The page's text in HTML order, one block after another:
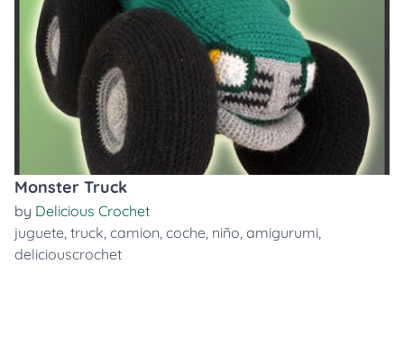
Monster Truck
by Delicious Crochet
juguete, truck, camion, coche, niño, amigurumi,
deliciouscrochet